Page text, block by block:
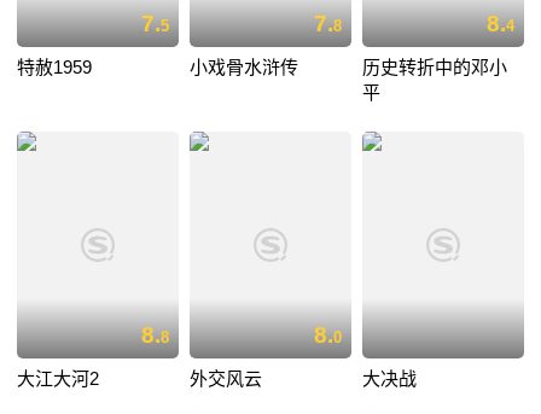
7.5
特赦1959
7.8
小戏骨水浒传
8.4
历史转折中的邓小
平
8.8
大江大河2
8.0
外交风云 大决战